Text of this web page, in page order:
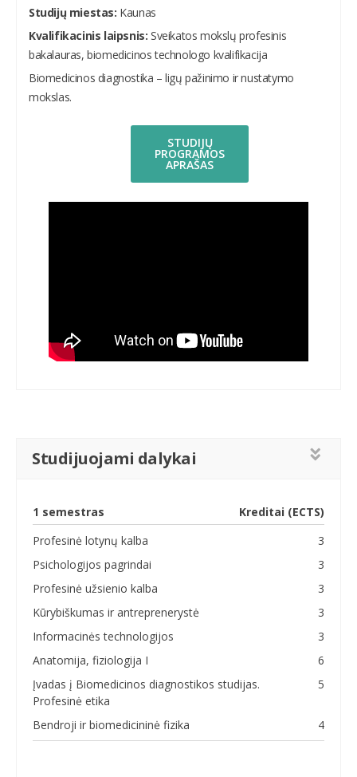
Studijų miestas: Kaunas
Kvalifikacinis laipsnis: Sveikatos mokslų profesinis
bakalauras, biomedicinos technologo kvalifikacija
Biomedicinos diagnostika – ligų pažinimo ir nustatymo
mokslas.
STUDIJŲ
PROGRAMOS
APRAŠAS
Studijuojami dalykai
1 semestras
Kreditai (ECTS)
Profesinė lotynų kalba
3
Psichologijos pagrindai
3
Profesinė užsienio kalba
3
Kūrybiškumas ir antreprenerystė
3
Informacinės technologijos
3
Anatomija, fiziologija I
6
Įvadas į Biomedicinos diagnostikos studijas.
Profesinė etika
5
Bendroji ir biomedicininė fizika 4